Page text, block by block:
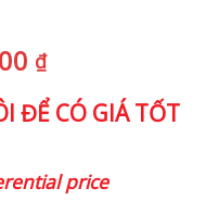
₫Giá
hiện
tại
9.520.000 ₫.
ĐỂ CÓ GIÁ TỐT
price